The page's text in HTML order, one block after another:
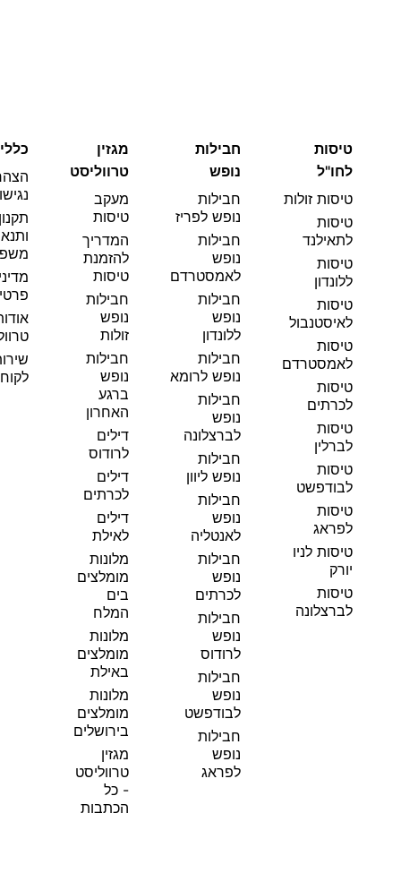
טיסות
לחו"ל
טיסות זולות
טיסות
לתאילנד
טיסות
ללונדון
טיסות
לאיסטנבול
טיסות
לאמסטרדם
טיסות
לכרתים
טיסות
לברלין
טיסות
לבודפשט
טיסות
לפראג
טיסות לניו
יורק
טיסות
לברצלונה
חבילות
נופש
חבילות
נופש לפריז
חבילות
נופש
לאמסטרדם
חבילות
נופש
ללונדון
חבילות
נופש לרומא
חבילות
נופש
לברצלונה
חבילות
נופש ליוון
חבילות
נופש
לאנטליה
חבילות
נופש
לכרתים
חבילות
נופש
לרודוס
חבילות
נופש
לבודפשט
חבילות
נופש
לפראג
מגזין
טרווליסט
מעקב
טיסות
המדריך
להזמנת
טיסות
חבילות
נופש
זולות
חבילות
נופש
ברגע
האחרון
דילים
לרודוס
דילים
לכרתים
דילים
לאילת
מלונות
מומלצים
בים
המלח
מלונות
מומלצים
באילת
מלונות
מומלצים
בירושלים
מגזין
טרווליסט
- כל
הכתבות
כללי